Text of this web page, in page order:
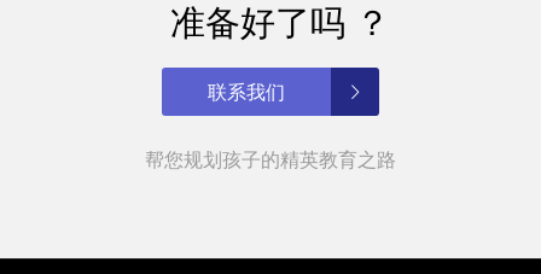
准备好了吗 ？
联系我们
帮您规划孩子的精英教育之路